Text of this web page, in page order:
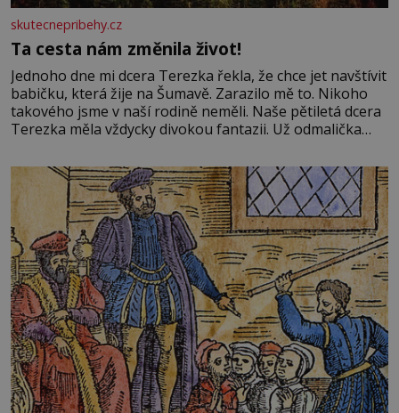
skutecnepribehy.cz
Ta cesta nám změnila život!
Jednoho dne mi dcera Terezka řekla, že chce jet navštívit
babičku, která žije na Šumavě. Zarazilo mě to. Nikoho
takového jsme v naší rodině neměli. Naše pětiletá dcera
Terezka měla vždycky divokou fantazii. Už odmalička
zdálo o jednorožcích, krásných princeznách, statečných
rytířích a létajících dracích.